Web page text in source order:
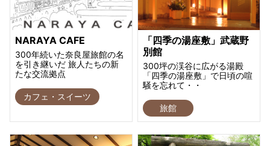
NARAYA CAFE
300年続いた奈良屋旅館の名
を引き継いだ 旅人たちの新
たな交流拠点
カフェ・スイーツ
「四季の湯座敷」武蔵野
別館
300坪の渓谷に広がる湯殿
「四季の湯座敷」で日頃の喧
騒を忘れて・・
旅館